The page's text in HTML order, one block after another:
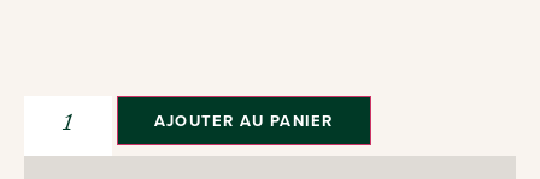
AJOUTER AU PANIER